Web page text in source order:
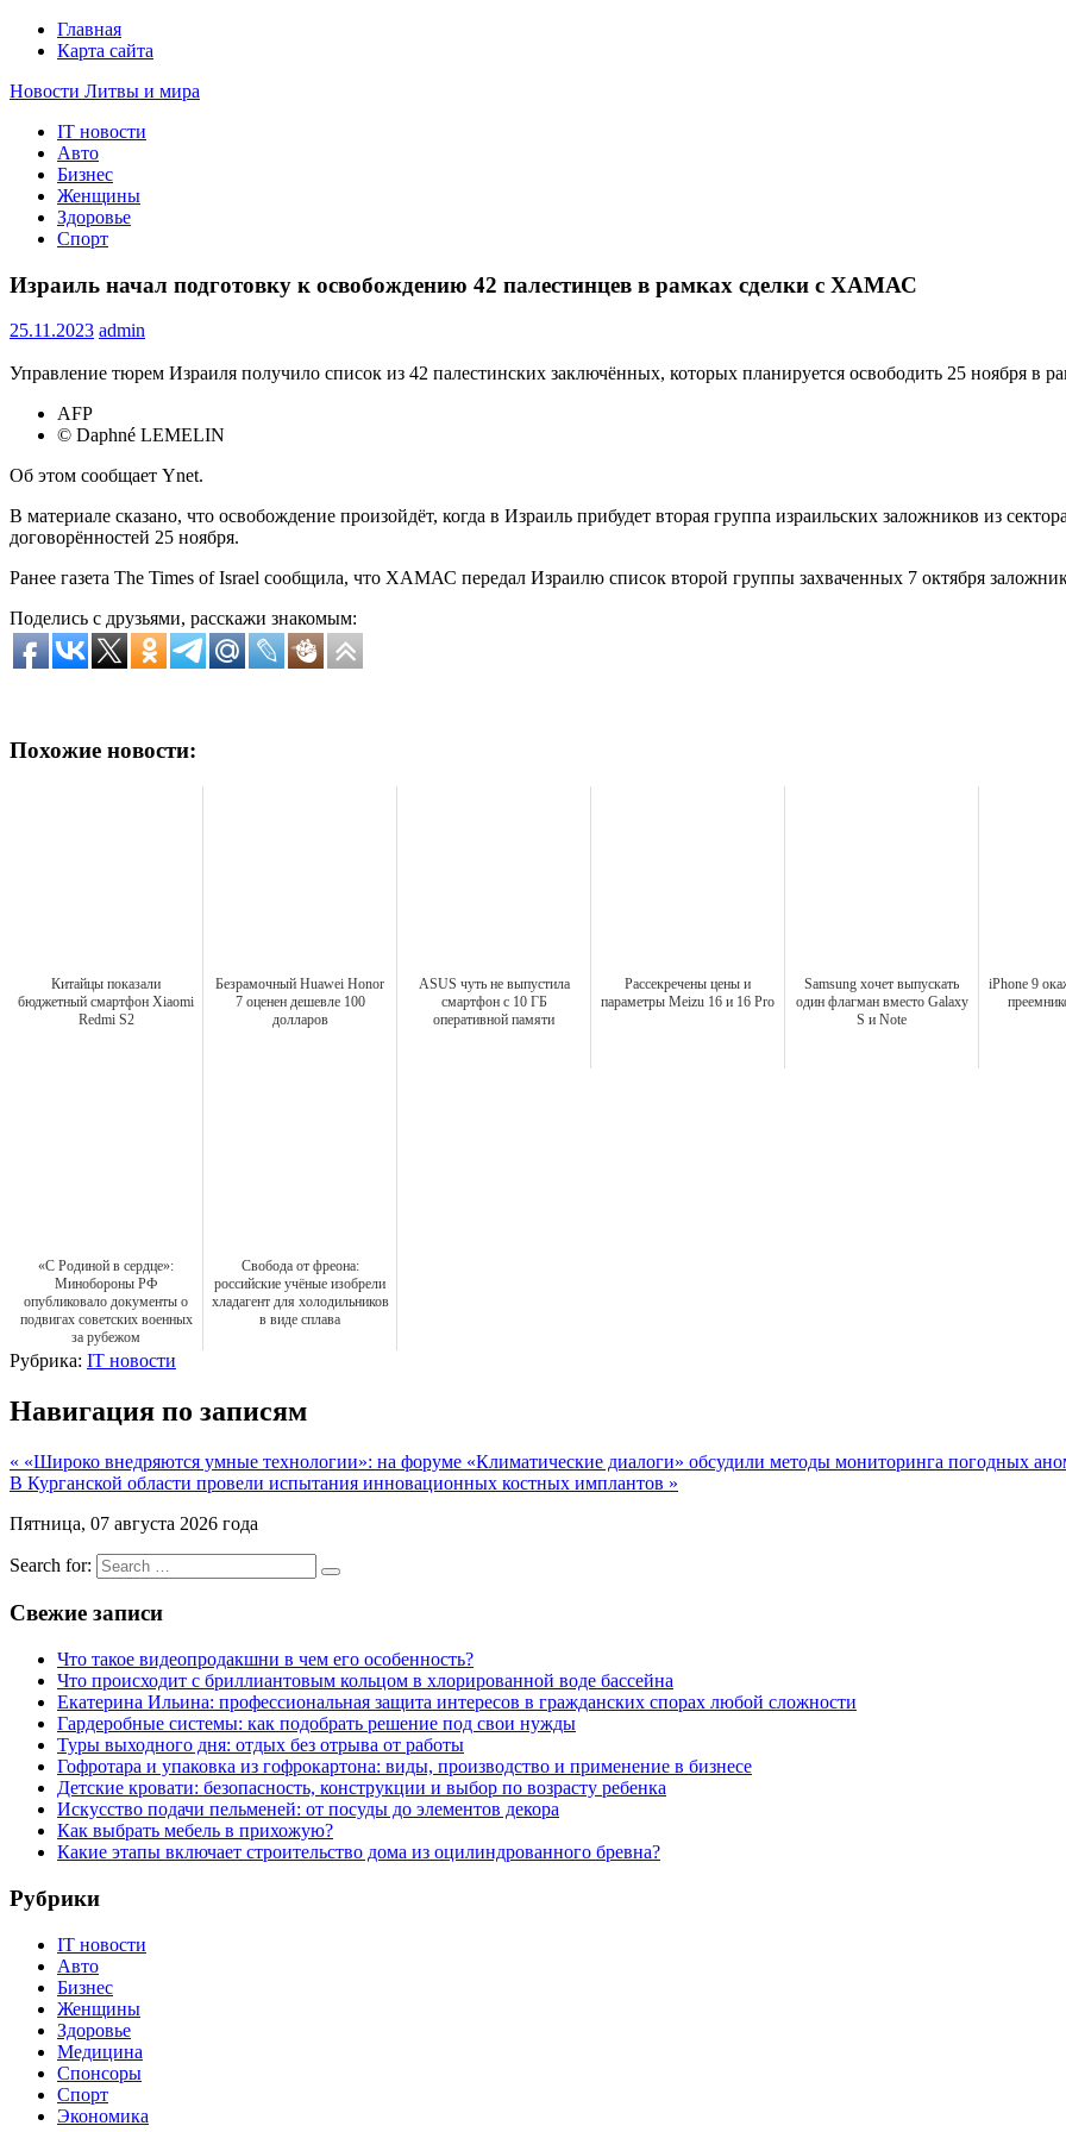
Главная
Карта сайта
Новости Литвы и мира
Свежие события и главные новости часа Литвы и мира на портале EUROLITVA.RU
IT новости
Авто
Бизнес
Женщины
Здоровье
Спорт
Израиль начал подготовку к освобождению 42 палестинцев в рамках сделки с ХАМАС
25.11.2023 admin
Управление тюрем Израиля получило список из 42 палестинских заключённых, которых планируется освободить 25 ноября
AFP
© Daphné LEMELIN
Об этом сообщает Ynet.
В материале сказано, что освобождение произойдёт, когда в Израиль прибудет вторая группа израильских заложников из
договорённостей 25 ноября.
Ранее газета The Times of Israel сообщила, что ХАМАС передал Израилю список второй группы захваченных 7 октября
Поделись с друзьями, расскажи знакомым:
Похожие новости:
Китайцы показали
бюджетный смартфон Xiaomi
Redmi S2
Безрамочный Huawei Honor
7 оценен дешевле 100
долларов
ASUS чуть не выпустила
смартфон с 10 ГБ
оперативной памяти
Рассекречены цены и
параметры Meizu 16 и 16 Pro
Samsung хочет выпускать
один флагман вместо Galaxy
S и Note
iPhone 9
«С Родиной в сердце»:
Минобороны РФ
опубликовало документы о
подвигах советских военных
за рубежом
Свобода от фреона:
российские учёные изобрели
хладагент для холодильников
в виде сплава
Рубрика: IT новости
Навигация по записям
« «Широко внедряются умные технологии»: на форуме «Климатические диалоги» обсудили методы мониторинга погодных
В Курганской области провели испытания инновационных костных имплантов »
Пятница, 07 августа 2026 года
Search for:
Свежие записи
Что такое видеопродакшни в чем его особенность?
Что происходит с бриллиантовым кольцом в хлорированной воде бассейна
Екатерина Ильина: профессиональная защита интересов в гражданских спорах любой сложности
Гардеробные системы: как подобрать решение под свои нужды
Туры выходного дня: отдых без отрыва от работы
Гофротара и упаковка из гофрокартона: виды, производство и применение в бизнесе
Детские кровати: безопасность, конструкции и выбор по возрасту ребенка
Искусство подачи пельменей: от посуды до элементов декора
Как выбрать мебель в прихожую?
Какие этапы включает строительство дома из оцилиндрованного бревна?
Рубрики
IT новости
Авто
Бизнес
Женщины
Здоровье
Медицина
Спонсоры
Спорт
Экономика